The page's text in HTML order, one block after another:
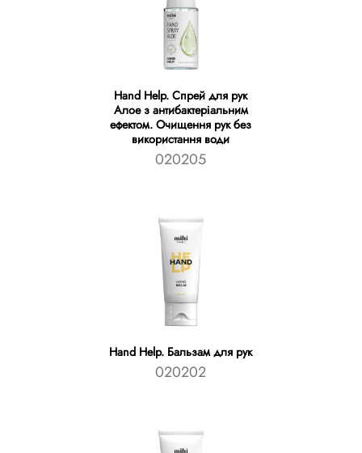
Hand Help. Спрей для рук
Алое з антибактеріальним
ефектом. Очищення рук без
використання води
020205
Hand Help. Бальзам для рук
020202